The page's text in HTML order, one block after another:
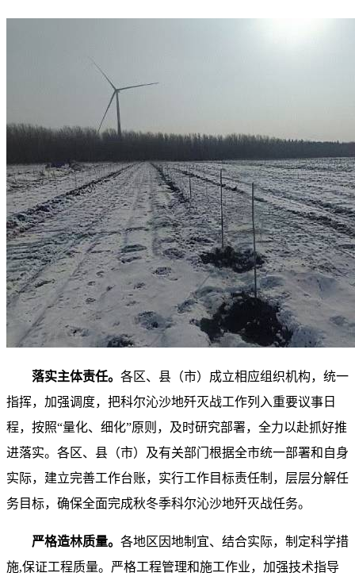
落实主体责任。 各区、县（市）成立相应组织机构，统一
指挥，加强调度，把科尔沁沙地歼灭战工作列入重要议事日
程，按照“量化、细化”原则，及时研究部署，全力以赴抓好推
进落实。各区、县（市）及有关部门根据全市统一部署和自身
实际，建立完善工作台账，实行工作目标责任制，层层分解任
务目标，确保全面完成秋冬季科尔沁沙地歼灭战任务。
严格造林质量。 各地区因地制宜、结合实际，制定科学措
施,保证工程质量。严格工程管理和施工作业，加强技术指导